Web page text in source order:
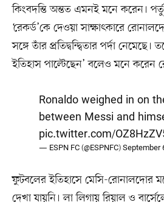
কিংবদন্তি অন্তত এমনই মনে করেন।
‘রেকর্ড’কে দেওয়া সাক্ষাৎকারে
সঙ্গে তাঁর প্রতিদ্বন্দ্বিতার পর্দা
ইতিহাস পাল্টেছেন’ বলেও মনে করেন
Ronaldo weighed in on
between Messi and himself
pic.twitter.com/
— ESPN FC (@ESPNFC)September
ফুটবলের ইতিহাসে মেসি-রোনালদোর
দেখা যায়নি। লা লিগায় রিয়াল ও